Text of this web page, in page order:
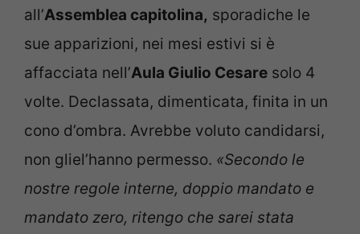
all’Assemblea capitolina, sporadiche le
sue apparizioni, nei mesi estivi si è
affacciata nell’Aula Giulio Cesare solo 4
volte. Declassata, dimenticata, finita in un
cono d’ombra. Avrebbe voluto candidarsi,
non gliel’hanno permesso. «Secondo le
nostre regole interne, doppio mandato e
mandato zero, ritengo che sarei stata